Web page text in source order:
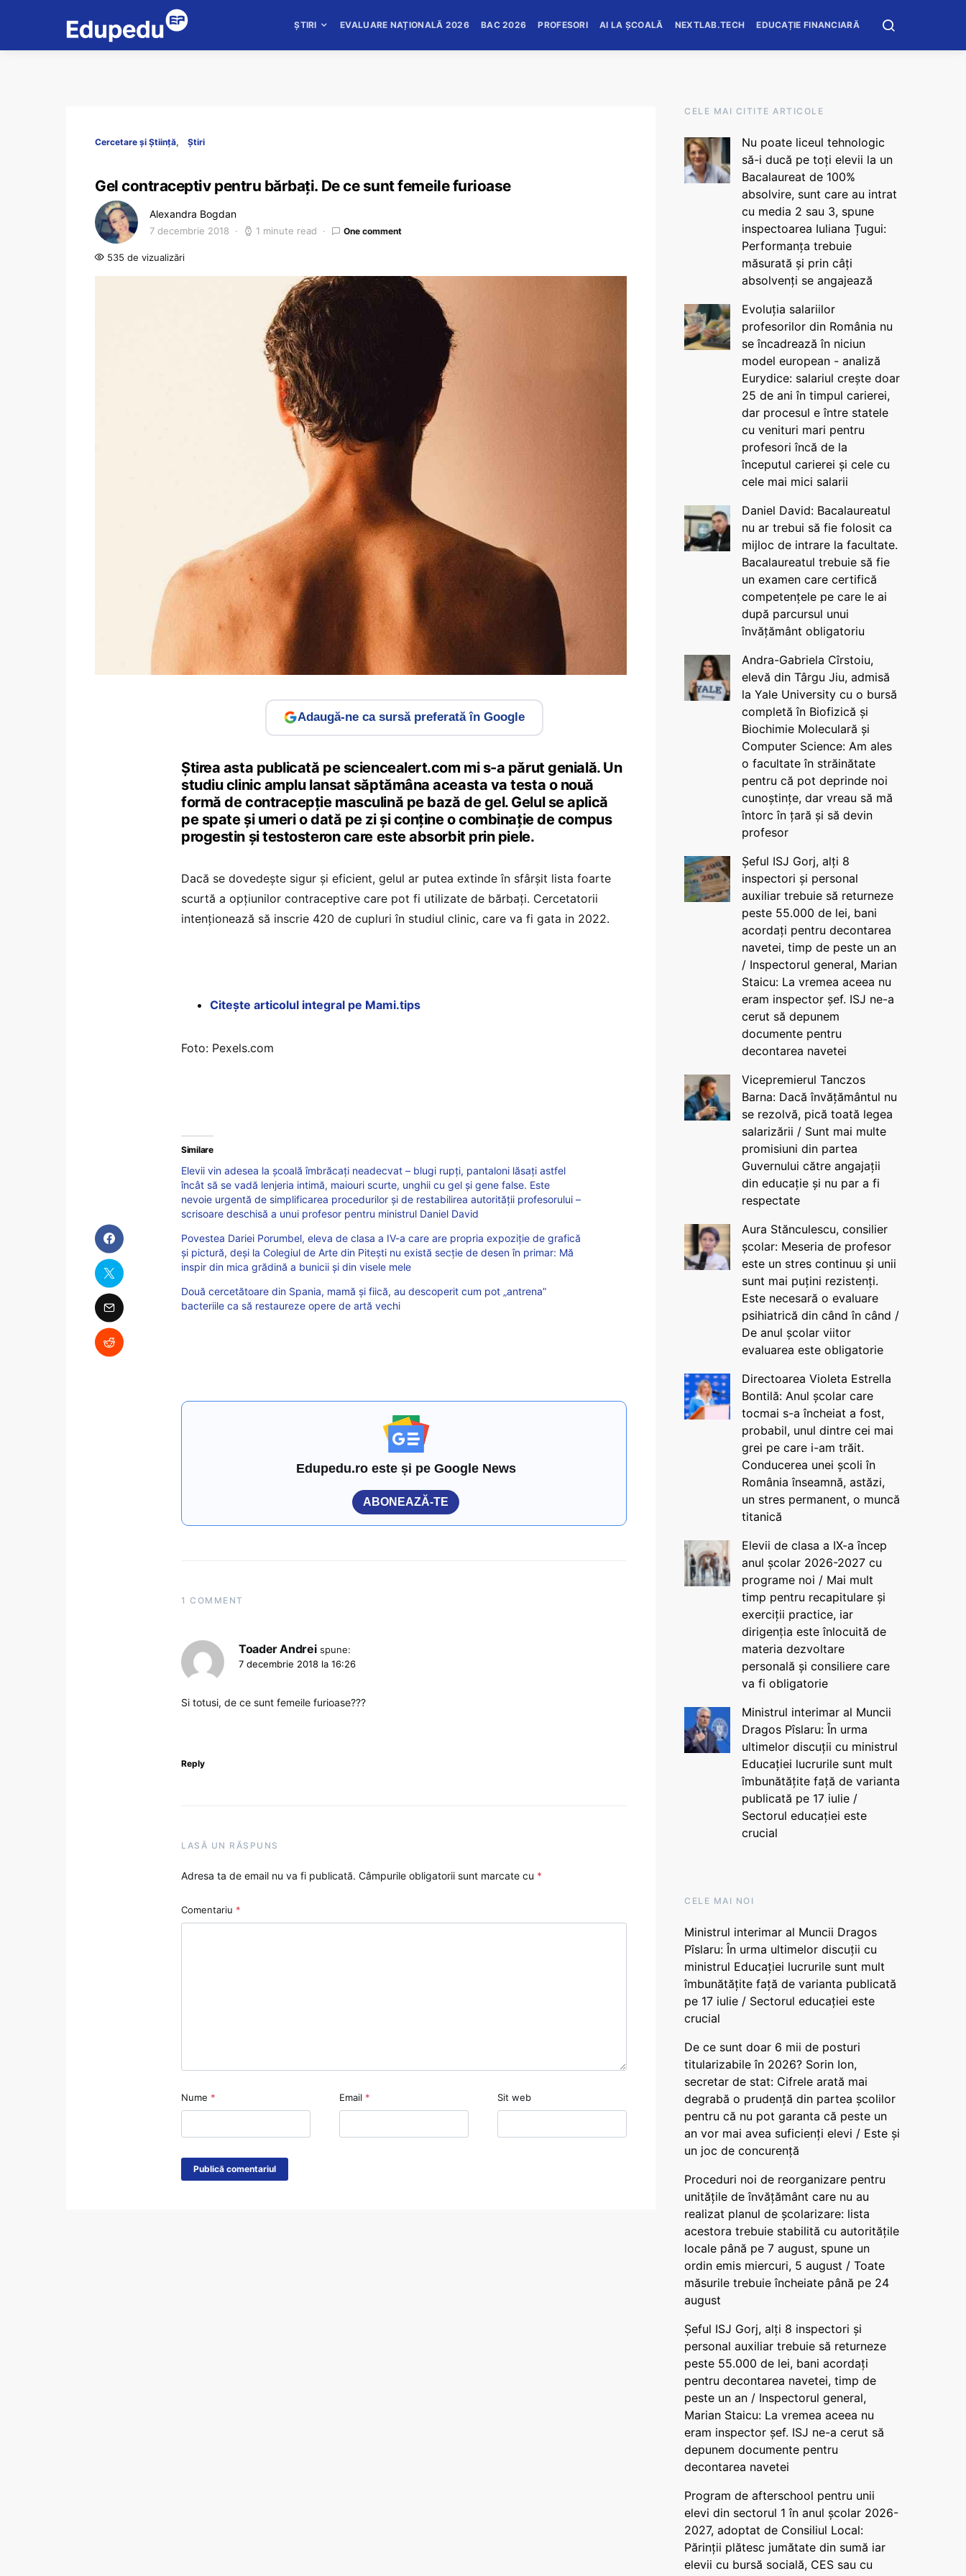
ȘTIRI EVALUARE NAȚIONALĂ 2026 BAC 2026 PROFESORI AI LA ȘCOALĂ NEXTLAB.TECH EDUCAȚIE FINANCIARĂ
Cercetare și Știință Știri
Gel contraceptiv pentru bărbați. De ce sunt femeile furioase
Alexandra Bogdan
7 decembrie 2018 1 minute read One comment
535 de vizualizări
Adaugă-ne ca sursă preferată în Google
Știrea asta publicată pe sciencealert.com mi s-a părut genială. Un
studiu clinic amplu lansat săptămâna aceasta va testa o nouă
formă de contracepție masculină pe bază de gel. Gelul se aplică
pe spate și umeri o dată pe zi și conține o combinație de compus
progestin și testosteron care este absorbit prin piele.
Dacă se dovedește sigur și eficient, gelul ar putea extinde în sfârșit lista foarte
scurtă a opțiunilor contraceptive care pot fi utilizate de bărbați. Cercetatorii
intenționează să inscrie 420 de cupluri în studiul clinic, care va fi gata in 2022.
Citește articolul integral pe Mami.tips
Foto: Pexels.com
Similare
Elevii vin adesea la școală îmbrăcați neadecvat – blugi rupți, pantaloni lăsați astfel
încât să se vadă lenjeria intimă, maiouri scurte, unghii cu gel și gene false. Este
nevoie urgentă de simplificarea procedurilor și de restabilirea autorității profesorului –
scrisoare deschisă a unui profesor pentru ministrul Daniel David
Povestea Dariei Porumbel, eleva de clasa a IV-a care are propria expoziție de grafică
și pictură, deși la Colegiul de Arte din Pitești nu există secție de desen în primar: Mă
inspir din mica grădină a bunicii și din visele mele
Două cercetătoare din Spania, mamă și fiică, au descoperit cum pot „antrena”
bacteriile ca să restaureze opere de artă vechi
Edupedu.ro este și pe Google News
ABONEAZĂ-TE
1 COMMENT
Toader Andrei spune:
7 decembrie 2018 la 16:26
Si totusi, de ce sunt femeile furioase???
Reply
LASĂ UN RĂSPUNS
Adresa ta de email nu va fi publicată. Câmpurile obligatorii sunt marcate cu *
Comentariu *
Nume * Email * Sit web
CELE MAI CITITE ARTICOLE
Nu poate liceul tehnologic
să-i ducă pe toți elevii la un
Bacalaureat de 100%
absolvire, sunt care au intrat
cu media 2 sau 3, spune
inspectoarea Iuliana Țugui:
Performanța trebuie
măsurată și prin câți
absolvenți se angajează
Evoluția salariilor
profesorilor din România nu
se încadrează în niciun
model european - analiză
Eurydice: salariul crește doar
25 de ani în timpul carierei,
dar procesul e între statele
cu venituri mari pentru
profesori încă de la
începutul carierei și cele cu
cele mai mici salarii
Daniel David: Bacalaureatul
nu ar trebui să fie folosit ca
mijloc de intrare la facultate.
Bacalaureatul trebuie să fie
un examen care certifică
competențele pe care le ai
după parcursul unui
învățământ obligatoriu
Andra-Gabriela Cîrstoiu,
elevă din Târgu Jiu, admisă
la Yale University cu o bursă
completă în Biofizică și
Biochimie Moleculară și
Computer Science: Am ales
o facultate în străinătate
pentru că pot deprinde noi
cunoștințe, dar vreau să mă
întorc în țară și să devin
profesor
Șeful ISJ Gorj, alți 8
inspectori și personal
auxiliar trebuie să returneze
peste 55.000 de lei, bani
acordați pentru decontarea
navetei, timp de peste un an
/ Inspectorul general, Marian
Staicu: La vremea aceea nu
eram inspector șef. ISJ ne-a
cerut să depunem
documente pentru
decontarea navetei
Vicepremierul Tanczos
Barna: Dacă învățământul nu
se rezolvă, pică toată legea
salarizării / Sunt mai multe
promisiuni din partea
Guvernului către angajații
din educație și nu par a fi
respectate
Aura Stănculescu, consilier
școlar: Meseria de profesor
este un stres continuu și unii
sunt mai puțini rezistenți.
Este necesară o evaluare
psihiatrică din când în când /
De anul școlar viitor
evaluarea este obligatorie
Directoarea Violeta Estrella
Bontilă: Anul școlar care
tocmai s-a încheiat a fost,
probabil, unul dintre cei mai
grei pe care i-am trăit.
Conducerea unei școli în
România înseamnă, astăzi,
un stres permanent, o muncă
titanică
Elevii de clasa a IX-a încep
anul școlar 2026-2027 cu
programe noi / Mai mult
timp pentru recapitulare și
exerciții practice, iar
dirigenția este înlocuită de
materia dezvoltare
personală și consiliere care
va fi obligatorie
Ministrul interimar al Muncii
Dragos Pîslaru: În urma
ultimelor discuții cu ministrul
Educației lucrurile sunt mult
îmbunătățite față de varianta
publicată pe 17 iulie /
Sectorul educației este
crucial
CELE MAI NOI
Ministrul interimar al Muncii Dragos
Pîslaru: În urma ultimelor discuții cu
ministrul Educației lucrurile sunt mult
îmbunătățite față de varianta publicată
pe 17 iulie / Sectorul educației este
crucial
De ce sunt doar 6 mii de posturi
titularizabile în 2026? Sorin Ion,
secretar de stat: Cifrele arată mai
degrabă o prudență din partea școlilor
pentru că nu pot garanta că peste un
an vor mai avea suficienți elevi / Este și
un joc de concurență
Proceduri noi de reorganizare pentru
unitățile de învățământ care nu au
realizat planul de școlarizare: lista
acestora trebuie stabilită cu autoritățile
locale până pe 7 august, spune un
ordin emis miercuri, 5 august / Toate
măsurile trebuie încheiate până pe 24
august
Șeful ISJ Gorj, alți 8 inspectori și
personal auxiliar trebuie să returneze
peste 55.000 de lei, bani acordați
pentru decontarea navetei, timp de
peste un an / Inspectorul general,
Marian Staicu: La vremea aceea nu
eram inspector șef. ISJ ne-a cerut să
depunem documente pentru
decontarea navetei
Program de afterschool pentru unii
elevi din sectorul 1 în anul școlar 2026-
2027, adoptat de Consiliul Local:
Părinții plătesc jumătate din sumă iar
elevii cu bursă socială, CES sau cu